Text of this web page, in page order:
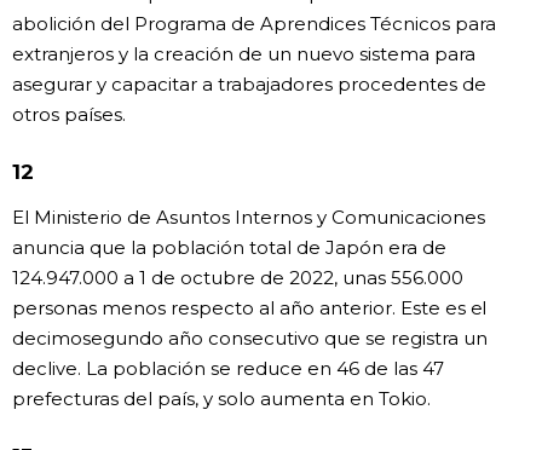
abolición del Programa de Aprendices Técnicos para
extranjeros y la creación de un nuevo sistema para
asegurar y capacitar a trabajadores procedentes de
otros países.
12
El Ministerio de Asuntos Internos y Comunicaciones
anuncia que la población total de Japón era de
124.947.000 a 1 de octubre de 2022, unas 556.000
personas menos respecto al año anterior. Este es el
decimosegundo año consecutivo que se registra un
declive. La población se reduce en 46 de las 47
prefecturas del país, y solo aumenta en Tokio.